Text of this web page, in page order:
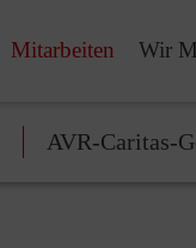
Mitarbeiten Wir
AVR-Caritas-